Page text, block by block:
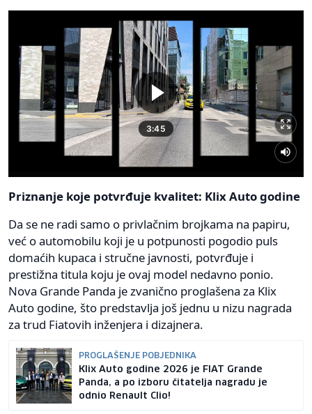
Priznanje koje potvrđuje kvalitet: Klix Auto godine
Da se ne radi samo o privlačnim brojkama na papiru,
već o automobilu koji je u potpunosti pogodio puls
domaćih kupaca i stručne javnosti, potvrđuje i
prestižna titula koju je ovaj model nedavno ponio.
Nova Grande Panda je zvanično proglašena za Klix
Auto godine, što predstavlja još jednu u nizu nagrada
za trud Fiatovih inženjera i dizajnera.
PROGLAŠENJE POBJEDNIKA
Klix Auto godine 2026 je FIAT Grande
Panda, a po izboru čitatelja nagradu je
odnio Renault Clio!